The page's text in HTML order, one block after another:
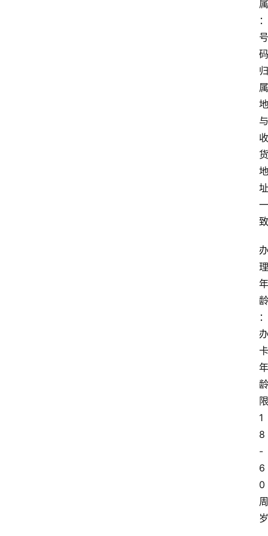
属
：
号
码
归
属
地
与
收
货
地
址
一
致
办
理
年
龄
：
办
卡
年
龄
限
1
8
-
6
0
周
岁